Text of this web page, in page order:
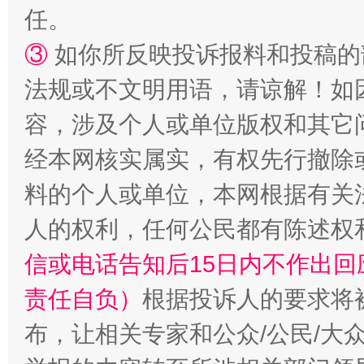
任。
③ 如你所反映投诉报料和投稿
法规或不文明用语，请谅解！
容，涉及个人或单位版权和其它
经本网核实属实，有权先行撤
料的个人或单位，本网根据有
人的权利，任何公民都有陈述
信或电话告知后15日内不作出
责任自负） 根据投诉人的要求将
布，让相关专家和公众/公民/大